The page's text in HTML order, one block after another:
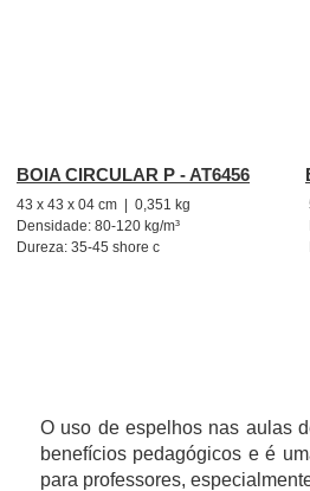
BOIA CIRCULAR P - AT6456
43 x 43 x 04 cm | 0,351 kg
Densidade: 80-120 kg/m³
Dureza: 35-45 shore c
O uso de espelhos nas aulas
benefícios pedagógicos e é
para professores,